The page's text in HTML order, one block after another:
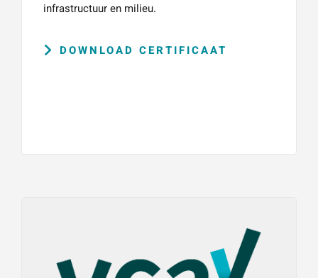
infrastructuur en milieu.
DOWNLOAD CERTIFICAAT